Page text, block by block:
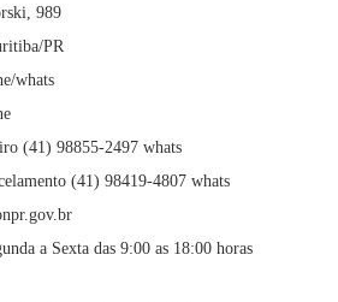
989
PR
whats
(41) 98855-2497 whats
(41) 98419-4807 whats
a Sexta das 9:00 as 18:00 horas